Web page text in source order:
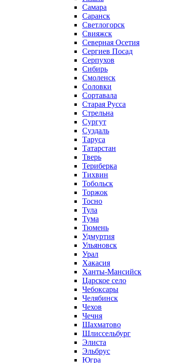
Самара
Саранск
Светлогорск
Свияжск
Северная Осетия
Сергиев Посад
Серпухов
Сибирь
Смоленск
Соловки
Сортавала
Старая Русса
Стрельна
Сургут
Суздаль
Таруса
Татарстан
Тверь
Териберка
Тихвин
Тобольск
Торжок
Тосно
Тула
Тума
Тюмень
Удмуртия
Ульяновск
Урал
Хакасия
Ханты-Мансийск
Царское село
Чебоксары
Челябинск
Чехов
Чечня
Шахматово
Шлиссельбург
Элиста
Эльбрус
Югра